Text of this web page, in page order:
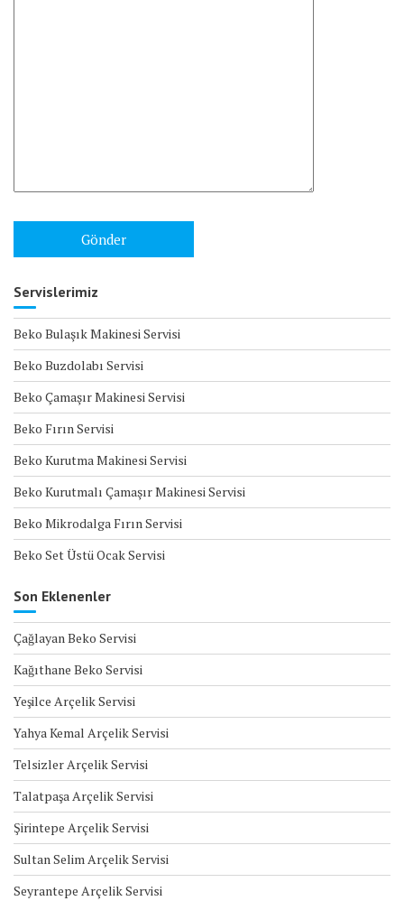
Servislerimiz
Beko Bulaşık Makinesi Servisi
Beko Buzdolabı Servisi
Beko Çamaşır Makinesi Servisi
Beko Fırın Servisi
Beko Kurutma Makinesi Servisi
Beko Kurutmalı Çamaşır Makinesi Servisi
Beko Mikrodalga Fırın Servisi
Beko Set Üstü Ocak Servisi
Son Eklenenler
Çağlayan Beko Servisi
Kağıthane Beko Servisi
Yeşilce Arçelik Servisi
Yahya Kemal Arçelik Servisi
Telsizler Arçelik Servisi
Talatpaşa Arçelik Servisi
Şirintepe Arçelik Servisi
Sultan Selim Arçelik Servisi
Seyrantepe Arçelik Servisi